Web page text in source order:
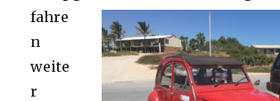
fahre
n
weite
r